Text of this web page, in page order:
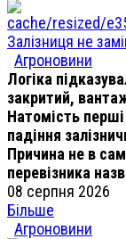
Залізниця не
Агроновини
Логіка
закритий,
Натомість
падіння
Причина не в
перевізника
08 серпня 2026
Більше
Агроновини